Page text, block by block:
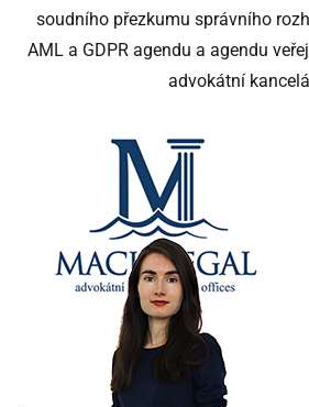
soudního přezkumu správního
AML a GDPR agendu a agendu
advokátní